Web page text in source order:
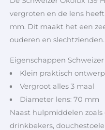
vergroten en de lens
mm. Dit maakt het een
ouderen en slechtzienden.
Eigenschappen Schweizer
Klein praktisch ontwerp
Vergroot alles 3 maal
Diameter lens: 70 mm
Naast hulpmiddelen zoals
drinkbekers,